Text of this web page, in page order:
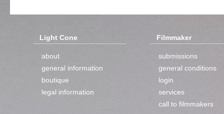
Light Cone
about
general information
boutique
legal information
Filmmaker
submissions
general conditions
login
services
call to filmmakers